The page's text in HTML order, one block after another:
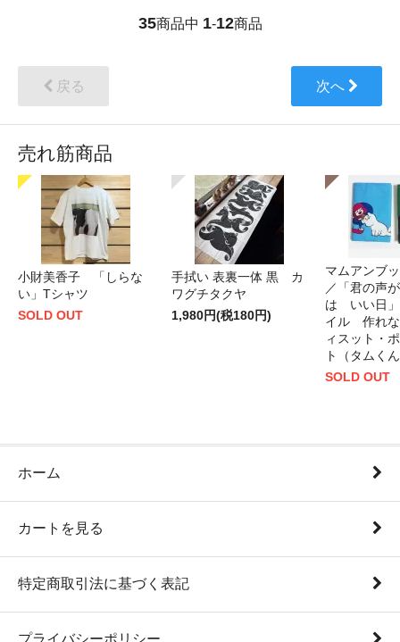
35商品中 1-12商品
戻る 次へ
売れ筋商品
小財美香子 「しらな
い」Tシャツ
SOLD OUT
手拭い 表裏一体 黒 カ
ワグチタクヤ
1,980円(税180円)
マムアンブ
／「君の声
は いい日」
イル 作れ
ィスット・
ト（タムく
SOLD OUT
ホーム
カートを見る
特定商取引法に基づく表記